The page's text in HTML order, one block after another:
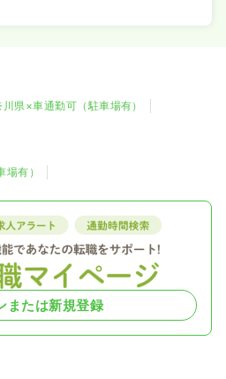
川県×車通勤可（駐車場有）
有）
または新規登録